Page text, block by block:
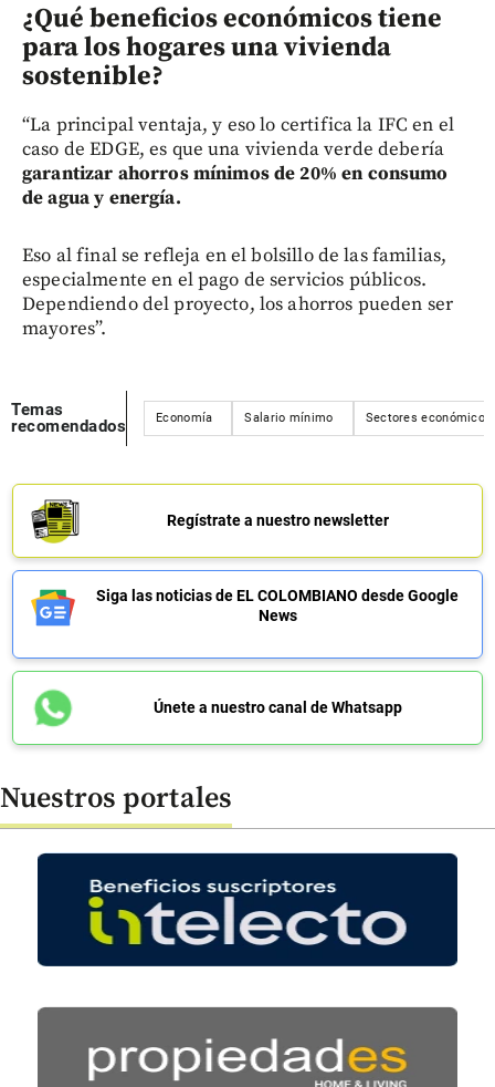
¿Qué beneficios económicos tiene
para los hogares una vivienda
sostenible?
“La principal ventaja, y eso lo certifica la IFC en el
caso de EDGE, es que una vivienda verde debería
garantizar ahorros mínimos de 20% en consumo
de agua y energía.
Eso al final se refleja en el bolsillo de las familias,
especialmente en el pago de servicios públicos.
Dependiendo del proyecto, los ahorros pueden ser
mayores”.
Temas
recomendados
Economía Salario mínimo Sectores económicos
Regístrate a nuestro newsletter
Siga las noticias de EL COLOMBIANO desde Google
News
Únete a nuestro canal de Whatsapp
Nuestros portales